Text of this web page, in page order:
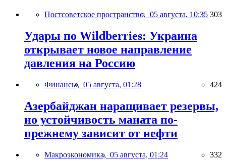
Постсоветское пространство, 05 августа, 10:35 303
Удары по Wildberries: Украина
открывает новое направление
давления на Россию
Финансы, 05 августа, 01:28 424
Азербайджан наращивает резервы,
но устойчивость маната по-
прежнему зависит от нефти
Макроэкономика, 05 августа, 01:24 332